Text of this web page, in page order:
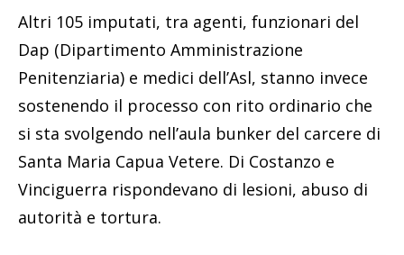
Altri 105 imputati, tra agenti, funzionari del
Dap (Dipartimento Amministrazione
Penitenziaria) e medici dell’Asl, stanno invece
sostenendo il processo con rito ordinario che
si sta svolgendo nell’aula bunker del carcere di
Santa Maria Capua Vetere. Di Costanzo e
Vinciguerra rispondevano di lesioni, abuso di
autorità e tortura.